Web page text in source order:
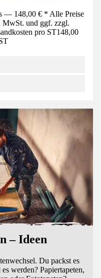
— 148,00 € * Alle Preise
MwSt. und ggf. zzgl.
pro ST148,00
– Ideen
Du packst es
werden? Papiertapeten,